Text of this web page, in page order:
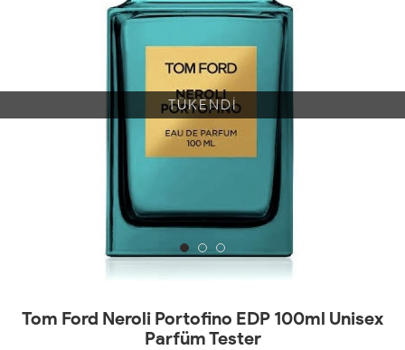
TÜKENDİ
Tom Ford Neroli Portofino EDP 100ml Unisex
Parfüm Tester